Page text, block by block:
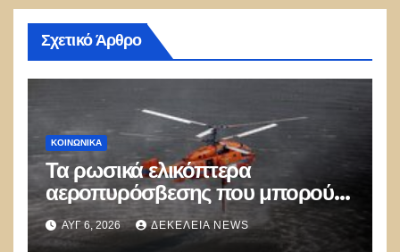
Σχετικό Άρθρο
ΚΟΙΝΩΝΙΚΑ
Τα ρωσικά ελικόπτερα
αεροπυρόσβεσης που μπορούν
να ρίχνουν 5 τόνους νερού με 8
μποφόρ
ΑΥΓ 6, 2026 ΔΕΚΈΛΕΙΑ NEWS